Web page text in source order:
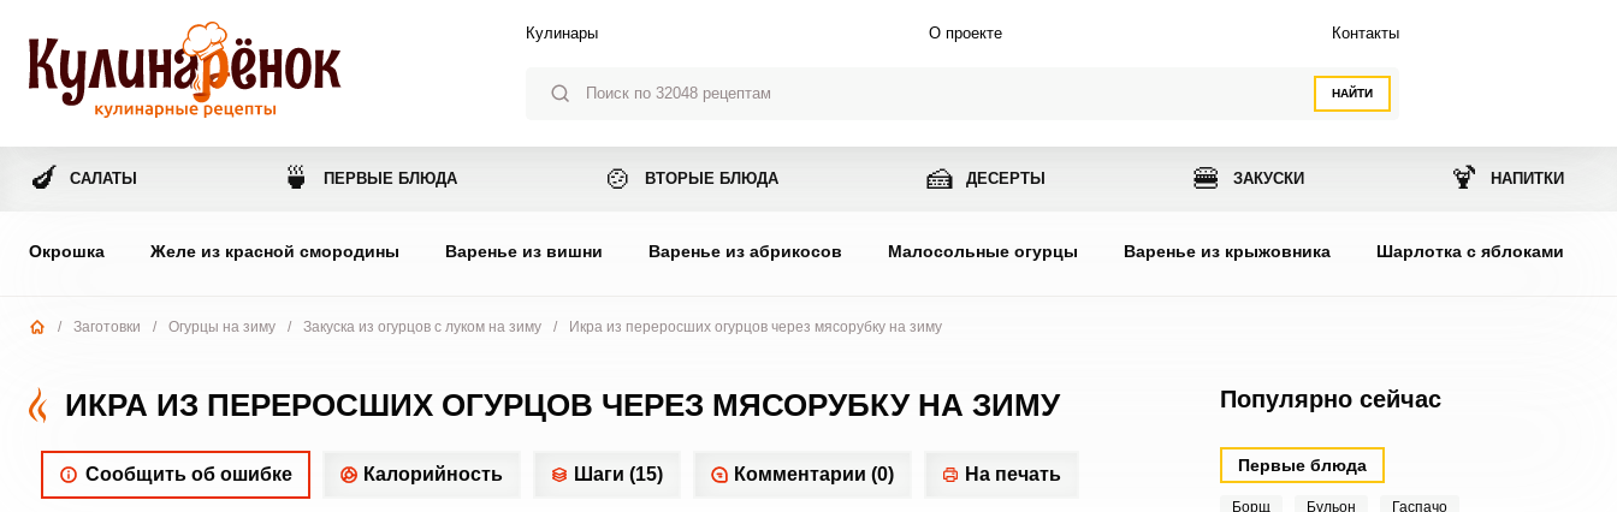
НАЙТИ
Кулинары О проекте Контакты
🍆 САЛАТЫ 🍵 ПЕРВЫЕ БЛЮДА 🍲 ВТОРЫЕ БЛЮДА 🍰 ДЕСЕРТЫ 🍔 ЗАКУСКИ 🍹 НАПИТКИ
Окрошка Желе из красной смородины Варенье из вишни Варенье из абрикосов Малосольные огурцы Варенье из крыжовника Шарлотка с яблоками
/ Заготовки / Огурцы на зиму / Закуска из огурцов с луком на зиму / Икра из переросших огурцов через мясорубку на зиму
ИКРА ИЗ ПЕРЕРОСШИХ ОГУРЦОВ ЧЕРЕЗ МЯСОРУБКУ НА ЗИМУ
Сообщить об ошибке Калорийность Шаги (15) Комментарии (0) На печать
Популярно сейчас
Первые блюда
Борщ Бульон Гаспачо